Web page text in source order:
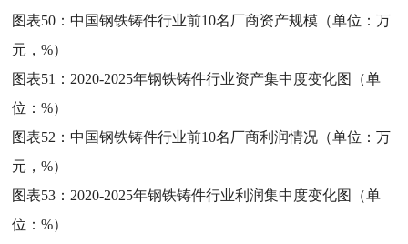
图表50：中国钢铁铸件行业前10名厂商资产规模（单位：万
元，%）
图表51： 2020-2025年钢铁铸件行业资产集中度变化图（单
位：%）
图表52：中国钢铁铸件行业前10名厂商利润情况（单位：万
元，%）
图表53： 2020-2025年钢铁铸件行业利润集中度变化图（单
位：%）